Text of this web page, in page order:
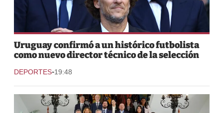
Uruguay confirmó a un histórico futbolista
como nuevo director técnico de la selección
DEPORTES-19:48